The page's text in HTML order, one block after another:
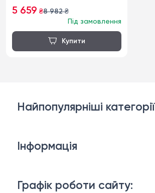
5 659 ₴8 982₴
Під замовлення
Графік роботи сайту:
Найпопулярніші категорії
Матраци
Інформація